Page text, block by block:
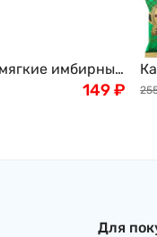
имбирные
из префектуры
149₽
Для